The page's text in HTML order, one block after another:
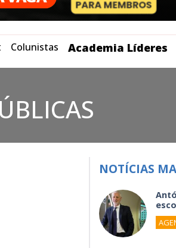
Colunistas Academia Líderes
NOTÍCIAS